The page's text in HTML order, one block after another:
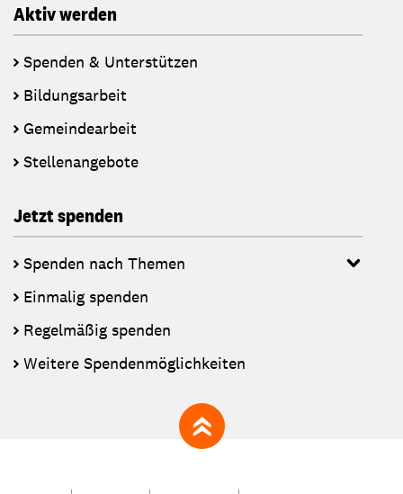
Aktiv werden
Spenden & Unterstützen
Bildungsarbeit
Gemeindearbeit
Stellenangebote
Jetzt spenden
Spenden nach Themen
Einmalig spenden
Regelmäßig spenden
Weitere Spendenmöglichkeiten
zum Seitenanfang